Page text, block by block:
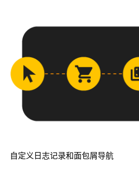
自定义日志记录和面包屑导航